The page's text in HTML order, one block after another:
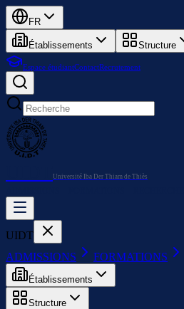
FR
Établissements Structure
Espace étudiantContactRecrutement
Université Iba Der Thiam de Thiès
UIDT
ADMISSIONS
FORMATIONS
Établissements
Structure